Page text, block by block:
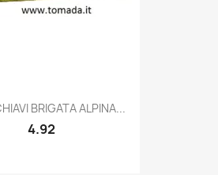
Quick view
BRIGATA ALPINA...
4.92